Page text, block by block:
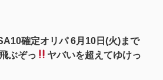
確定オリパ 6月10日(火)まで
ぶぞっ
ヤバいを超えてゆけっ